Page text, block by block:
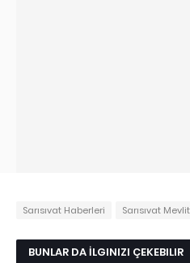
Sarısıvat Haberleri Sarısıvat
BUNLAR DA İLGINIZI ÇEKEBILIR